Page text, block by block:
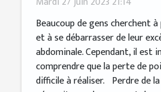
Beaucoup de gens cherchent
et à se débarrasser de leur
abdominale. Cependant, il est
comprendre que la perte de
difficile à réaliser. Perdre de